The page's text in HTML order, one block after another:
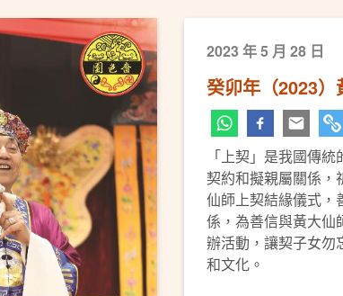
2023 年 5 月 28 日
癸卯年（2023
「上契」是我國傳
契約和擬親屬關係，
仙師上契結緣儀式，
係，為善信與黃大仙
辦活動，讓契子女勿
和文化。